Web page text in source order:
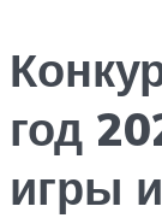
год
игры